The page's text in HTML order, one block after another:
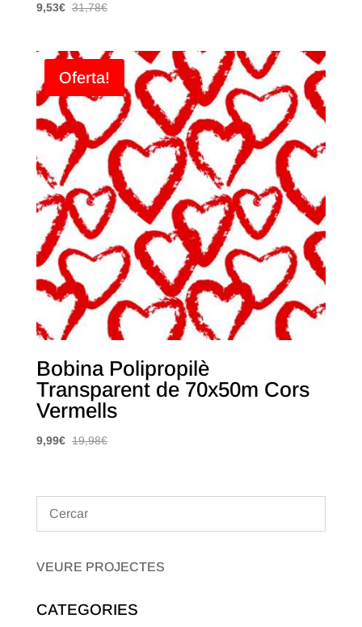
9,53€ 31,78€
Oferta!
Bobina Polipropilè
Transparent de 70x50m Cors
Vermells
9,99€ 19,98€
VEURE PROJECTES
CATEGORIES